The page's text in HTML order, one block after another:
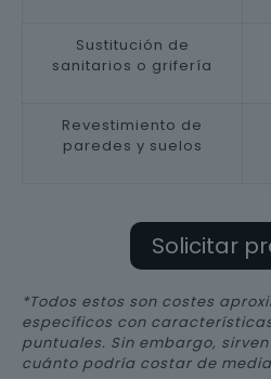
Sustitución de
sanitarios o grifería
Revestimiento de
paredes y suelos
Solicitar
*Todos estos son costes
específicos con
puntuales. Sin embargo,
cuánto podría costar de